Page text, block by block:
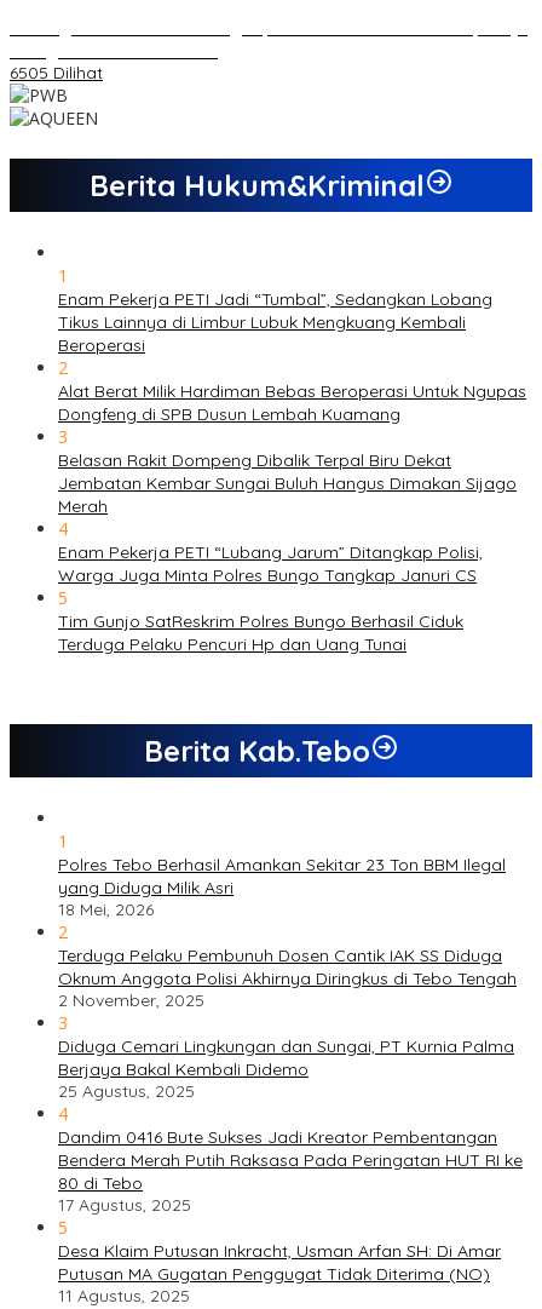
6505 Dilihat
Berita Hukum&Kriminal
1
Enam Pekerja PETI Jadi “Tumbal”, Sedangkan Lobang
Tikus Lainnya di Limbur Lubuk Mengkuang Kembali
Beroperasi
2
Alat Berat Milik Hardiman Bebas Beroperasi Untuk Ngupas
Dongfeng di SPB Dusun Lembah Kuamang
3
Belasan Rakit Dompeng Dibalik Terpal Biru Dekat
Jembatan Kembar Sungai Buluh Hangus Dimakan Sijago
Merah
4
Enam Pekerja PETI “Lubang Jarum” Ditangkap Polisi,
Warga Juga Minta Polres Bungo Tangkap Januri CS
5
Tim Gunjo SatReskrim Polres Bungo Berhasil Ciduk
Terduga Pelaku Pencuri Hp dan Uang Tunai
Berita Kab.Tebo
1
Polres Tebo Berhasil Amankan Sekitar 23 Ton BBM Ilegal
yang Diduga Milik Asri
18 Mei, 2026
2
Terduga Pelaku Pembunuh Dosen Cantik IAK SS Diduga
Oknum Anggota Polisi Akhirnya Diringkus di Tebo Tengah
2 November, 2025
3
Diduga Cemari Lingkungan dan Sungai, PT Kurnia Palma
Berjaya Bakal Kembali Didemo
25 Agustus, 2025
4
Dandim 0416 Bute Sukses Jadi Kreator Pembentangan
Bendera Merah Putih Raksasa Pada Peringatan HUT RI ke
80 di Tebo
17 Agustus, 2025
5
Desa Klaim Putusan Inkracht, Usman Arfan SH: Di Amar
Putusan MA Gugatan Penggugat Tidak Diterima (NO)
11 Agustus, 2025